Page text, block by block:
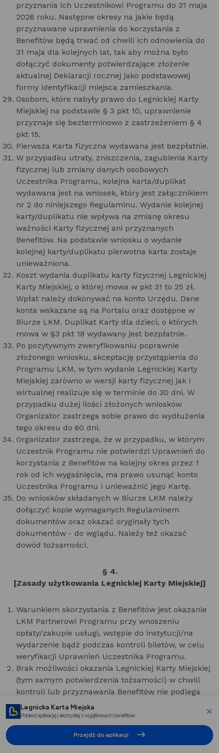
przyznania ich Uczestnikowi Programu do 31 maja
2026 roku. Następne okresy na jakie będą
przyznawane uprawnienia do korzystania z
Benefitów będą trwać od chwili ich odnowienia do
31 maja dla kolejnych lat, tak aby można było
dołączyć dokumenty potwierdzające złożenie
aktualnej Deklaracji rocznej jako podstawowej
formy identyfikacji miejsca zamieszkania.
Osobom, które nabyły prawo do Legnickiej Karty
Miejskiej na podstawie § 3 pkt 10, uprawnienie
przyznaje się bezterminowo z zastrzeżeniem § 4
pkt 15.
Pierwsza Karta fizyczna wydawana jest bezpłatnie.
W przypadku utraty, zniszczenia, zagubienia Karty
fizycznej lub zmiany danych osobowych
Uczestnika Programu, kolejna karta/duplikat
wydawana jest na wniosek, który jest załącznikiem
nr 2 do niniejszego Regulaminu. Wydanie kolejnej
karty/duplikatu nie wpływa na zmianę okresu
ważności Karty fizycznej ani przyznanych
Benefitów. Na podstawie wniosku o wydanie
kolejnej karty/duplikatu pierwotna karta zostaje
unieważniona.
Koszt wydania duplikatu karty fizycznej Legnickiej
Karty Miejskiej, o której mowa w pkt 31 to 25 zł.
Wpłat należy dokonywać na konto Urzędu. Dane
konta wskazane są na Portalu oraz dostępne w
Biurze LKM. Duplikat Karty dla dzieci, o których
mowa w §3 pkt 18 wydawany jest bezpłatnie.
Po pozytywnym zweryfikowaniu poprawnie
złożonego wniosku, akceptację przystąpienia do
Programu LKM, w tym wydanie Legnickiej Karty
Miejskiej zarówno w wersji karty fizycznej jak i
wirtualnej realizuje się w terminie do 30 dni. W
przypadku dużej ilości złożonych wniosków
Organizator zastrzega sobie prawo do wydłużenia
tego okresu do 60 dni.
Organizator zastrzega, że w przypadku, w którym
Uczestnik Programu nie potwierdzi Uprawnień do
korzystania z Benefitów na kolejny okres przez 1
rok od ich wygaśnięcia, ma prawo usunąć konto
Uczestnika Programu i unieważnić jego Kartę.
Do wniosków składanych w Biurze LKM należy
dołączyć kopie wymaganych Regulaminem
dokumentów oraz okazać oryginały tych
dokumentów - do wglądu. Należy też okazać
dowód tożsamości.
§ 4.
[Zasady użytkowania Legnickiej Karty Miejskiej]
Warunkiem skorzystania z Benefitów jest okazanie
LKM Partnerowi Programu przy wnoszeniu
opłaty/zakupie usługi, wstępie do instytucji/na
wydarzenie bądź podczas kontroli biletów, w celu
weryfikacji Uprawnień Uczestnika Programu.
Brak możliwości okazania Legnickiej Karty Miejskiej
(tym samym potwierdzenia tożsamości) w chwili
kontroli lub przyznawania Benefitów nie podlega
reklamacjom. chyba, że regulaminy szczegółowe
usług Partnerów Programu stanowią inaczej.
Użytkownik Karty może korzystać tylko z aktualnie
obowiązujących Benefitów wskazanych w wykazie
Legnicka Karta Miejska
Pobierz aplikację i skorzystaj z wyjątkowych benefitów
Przejdź do aplikacji